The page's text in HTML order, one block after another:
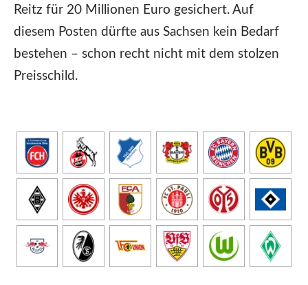
Reitz für 20 Millionen Euro gesichert. Auf
diesem Posten dürfte aus Sachsen kein Bedarf
bestehen – schon recht nicht mit dem stolzen
Preisschild.